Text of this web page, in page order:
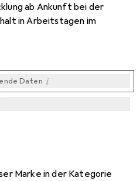
ab Ankunft bei der
in Arbeitstagen im
Daten i
Marke in der Kategorie